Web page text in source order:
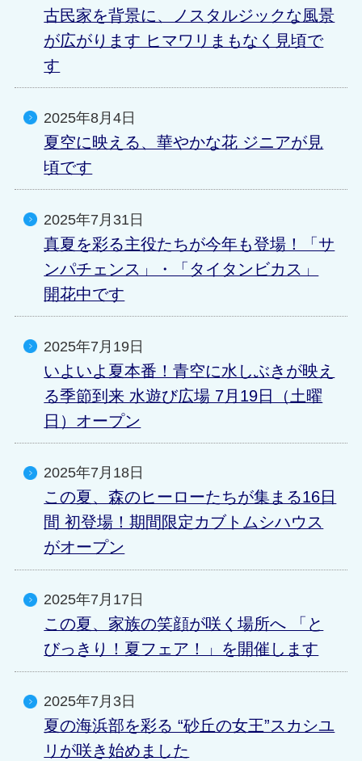
古民家を背景に、ノスタルジックな風景
が広がります ヒマワリまもなく見頃で
す
2025年8月4日
夏空に映える、華やかな花 ジニアが見
頃です
2025年7月31日
真夏を彩る主役たちが今年も登場！「サ
ンパチェンス」・「タイタンビカス」
開花中です
2025年7月19日
いよいよ夏本番！青空に水しぶきが映え
る季節到来 水遊び広場 7月19日（土曜
日）オープン
2025年7月18日
この夏、森のヒーローたちが集まる16日
間 初登場！期間限定カブトムシハウス
がオープン
2025年7月17日
この夏、家族の笑顔が咲く場所へ 「と
びっきり！夏フェア！」を開催します
2025年7月3日
夏の海浜部を彩る “砂丘の女王”スカシユ
リが咲き始めました